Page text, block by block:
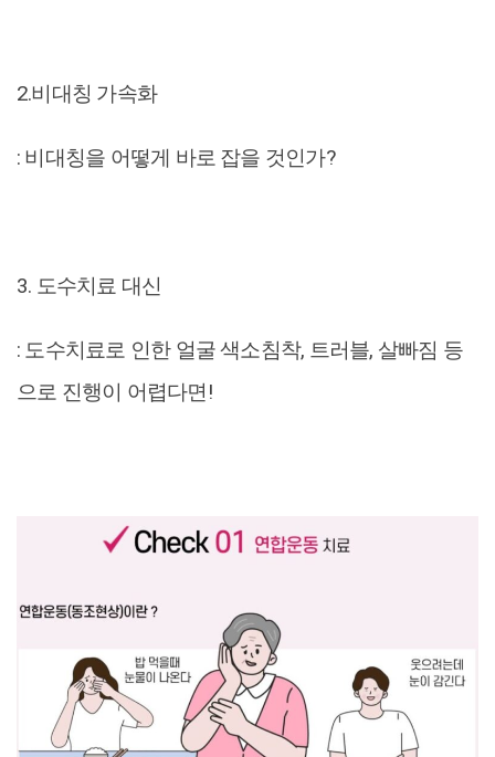
2.비대칭 가속화
: 비대칭을 어떻게 바로 잡을 것인가?
3. 도수치료 대신
: 도수치료로 인한 얼굴 색소침착, 트러블, 살빠짐 등
으로 진행이 어렵다면!